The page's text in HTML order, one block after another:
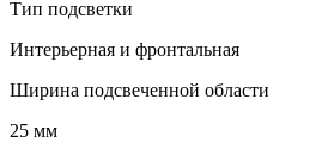
Тип подсветки
Интерьерная и фронтальная
Ширина подсвеченной области
25 мм